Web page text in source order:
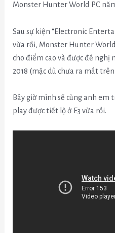
Monster Hunter World PC
Sau sự kiện “Electronic
vừa rồi, Monster Hunter
cho điểm cao và được đề
2018 (mặc dù chưa ra mắt
Bây giờ mình sẽ cùng anh em
play được tiết lộ ở E3 vừa rồi.